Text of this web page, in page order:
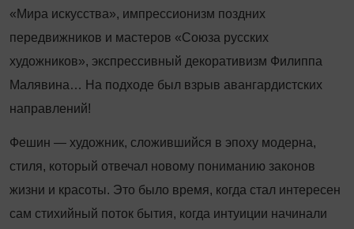
«Мира искусства», импрессионизм поздних
передвижников и мастеров «Союза русских
художников», экспрессивный декоративизм Филиппа
Малявина… На подходе был взрыв авангардистских
направлений!
Фешин — художник, сложившийся в эпоху модерна,
стиля, который отвечал новому пониманию законов
жизни и красоты. Это было время, когда стал интересен
сам стихийный поток бытия, ко­гда интуиции начинали